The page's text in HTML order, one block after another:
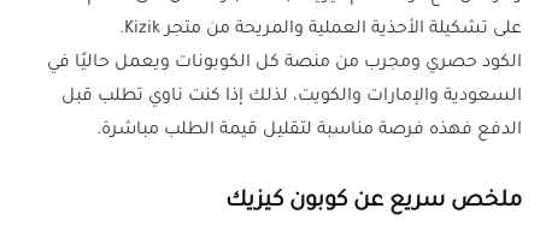
على تشكيلة الأحذية العملية والمريحة من متجر Kizik.
الكود حصري ومجرب من منصة كل الكوبونات ويعمل حاليًا في
السعودية والإمارات والكويت، لذلك إذا كنت ناوي تطلب قبل
الدفع فهذه فرصة مناسبة لتقليل قيمة الطلب مباشرة.
ملخص سريع عن كوبون كيزيك